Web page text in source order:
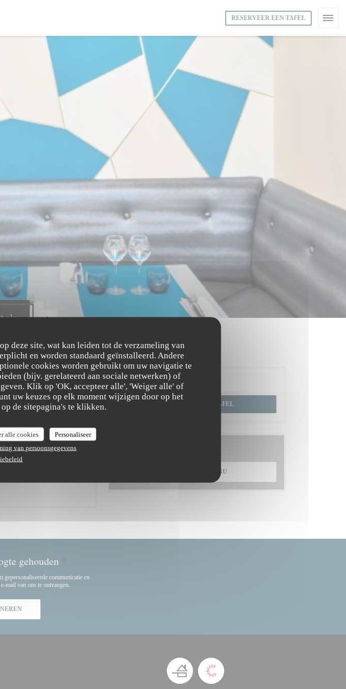
deze site, wat kan leiden tot de verzameling van
en worden standaard geïnstalleerd. Andere
cookies worden gebruikt om uw navigatie te
(bijv. gerelateerd aan sociale netwerken) of
Klik op 'OK, accepteer alle', 'Weiger alle' of
uw keuzes op elk moment wijzigen door op het
de sitepagina's te klikken.
alle cookies
Personaliseer
van persoonsgegevens
RESERVEER EEN TAFEL
Reservering
RESERVEER EEN TAFEL
ONTDEK ONS MENU
gehouden *
communicatie en
mail van ons te ontvangen.
venster))